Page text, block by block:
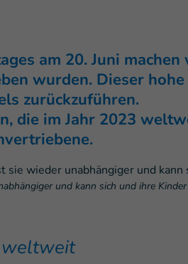
am 20. Juni
wurden. Dieser
zurückzuführen.
die im Jahr 2023
und kann sich und ihre
weltweit